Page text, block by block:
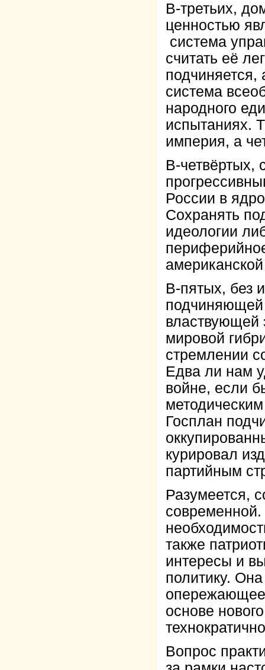
В-третьих,
ценностью
система
считать её
подчиняется,
система
народного
испытаниях.
империя, а
В-четвёртых,
России в
Сохранять
идеологии
В-пятых, без
подчиняющей
властвующей
мировой
стремлении
Едва ли нам
войне, если
Госплан
курировал
партийным
Разумеется,
также
интересы и
политику.
опережающее
основе
Вопрос